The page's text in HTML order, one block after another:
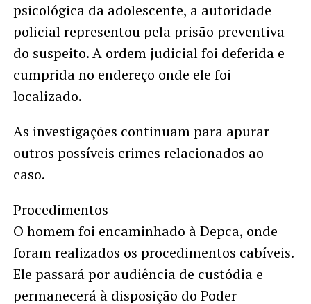
psicológica da adolescente, a autoridade
policial representou pela prisão preventiva
do suspeito. A ordem judicial foi deferida e
cumprida no endereço onde ele foi
localizado.
As investigações continuam para apurar
outros possíveis crimes relacionados ao
caso.
Procedimentos
O homem foi encaminhado à Depca, onde
foram realizados os procedimentos cabíveis.
Ele passará por audiência de custódia e
permanecerá à disposição do Poder